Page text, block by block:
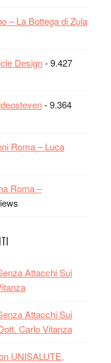
– La Bottega di Zula
Design- 9.427
- 9.364
Roma – Luca
Roma –
Attacchi Sui
Attacchi Sui
Carlo Vitanza
UNISALUTE,